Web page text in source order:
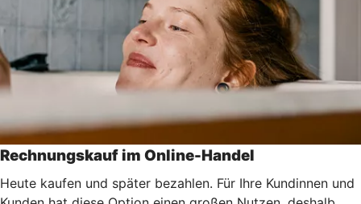
Rechnungskauf im Online-Handel
Heute kaufen und später bezahlen. Für Ihre Kundinnen und